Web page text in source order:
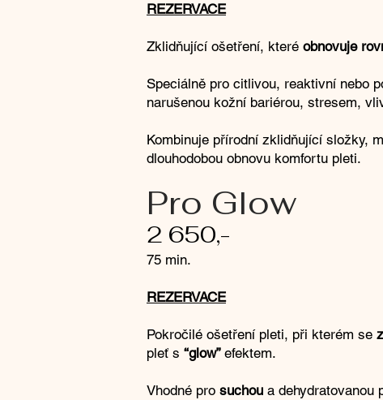
REZERVACE
Zklidňující ošetření, které obnovuje
Speciálně pro citlivou, reaktivní nebo
narušenou kožní bariérou, stresem,
Kombinuje přírodní zklidňující složky,
dlouhodobou obnovu komfortu pleti.
Pro Glow
2 650,-
75 min.
REZERVACE
Pokročilé ošetření pleti, při kterém se
pleť s “glow” efektem.
​Vhodné pro suchou a dehydratovanou